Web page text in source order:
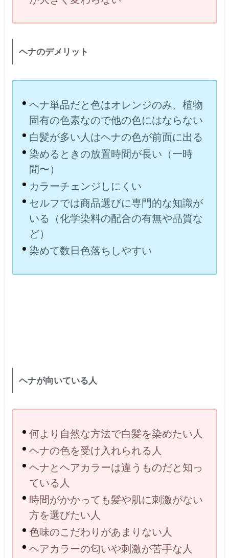
ヘナのデメリット
ヘナ単品だと色はオレンジのみ、植物
固有の色素なので他の色にはならない
白髪が多い人はヘナの色が前面に出る
染めるときの放置時間が長い（一時
間〜）
カラーチェンジしにくい
セルフでは商品選びに専門的な知識が
いる（化学染料の配合の有無や品質な
ど）
染めて数日色落ちしやすい
ヘナが向いている人
何より自然な方法で白髪を染めたい人
ヘナの色を受け入れられる人
ヘナとヘアカラーは違うものだと知っ
ている人
時間がかかっても髪や肌に刺激がない
方を選びたい人
色味のこだわりがあまりない人
ヘアカラーの匂いや刺激が苦手な人